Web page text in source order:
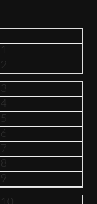
1
3
5
6
7
8
9
10